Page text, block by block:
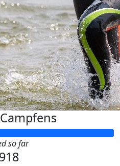
so far